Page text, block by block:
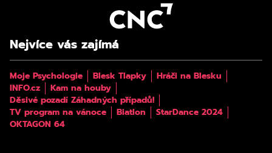
Nejvíce vás zajímá
Moje Psychologie Blesk Tlapky
Hráči na Blesku
INFO.cz
Kam na houby
Děsivé pozadí Záhadných případů!
TV program na vánoce
Biatlon
StarDance 2024
OKTAGON 64